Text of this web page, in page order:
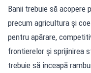
Banii trebuie să acopere
precum agricultura și
pentru apărare,
frontierelor și sprijinirea
trebuie să înceapă